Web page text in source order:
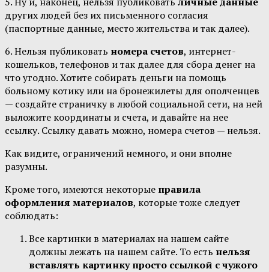
других людей без их письменного согласия
(паспортные данные, место жительства и так далее).
6. Нельзя публиковать номера счетов, интернет-
кошельков, телефонов и так далее для сбора денег на
что угодно. Хотите собирать деньги на помощь
больному котику или на бронежилеты для ополченцев
— создайте страничку в любой социальной сети, на ней
выложите координаты и счета, и давайте на нее
ссылку. Ссылку давать можно, номера счетов — нельзя.
Как видите, ограничений немного, и они вполне
разумны.
Кроме того, имеются некоторые правила
оформления материалов, которые тоже следует
соблюдать:
Все картинки в материалах на нашем сайте
должны лежать на нашем сайте. То есть нельзя
вставлять картинку просто ссылкой с чужого